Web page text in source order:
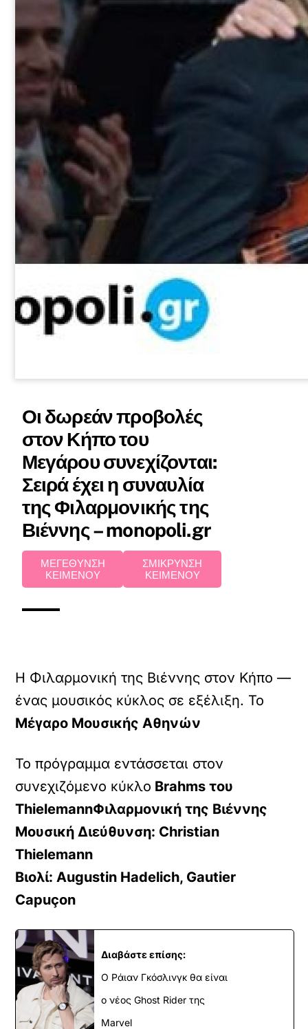
Οι δωρεάν προβολές
στον Κήπο του
Μεγάρου συνεχίζονται:
Σειρά έχει η συναυλία
της Φιλαρμονικής της
Βιέννης – monopoli.gr
ΜΕΓΕΘΥΝΣΗ
ΚΕΙΜΕΝΟΥ
ΣΜΙΚΡΥΝΣΗ
ΚΕΙΜΕΝΟΥ
Η Φιλαρμονική της Βιέννης στον Κήπο —
ένας μουσικός κύκλος σε εξέλιξη. Το
Μέγαρο Μουσικής Αθηνών
Το πρόγραμμα εντάσσεται στον
συνεχιζόμενο κύκλο Brahms του
ThielemannΦιλαρμονική της Βιέννης
Μουσική Διεύθυνση: Christian
Thielemann
Βιολί: Augustin Hadelich, Gautier
Capuçon
Διαβάστε επίσης:
Ο Ράιαν Γκόσλινγκ θα είναι
ο νέος Ghost Rider της
Marvel